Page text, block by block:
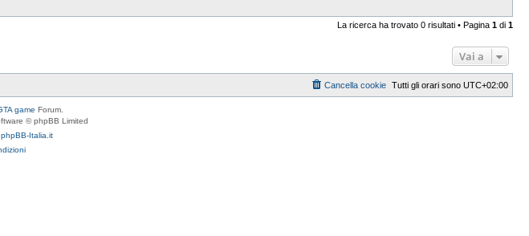
La ricerca ha trovato 0 risultati • Pagina 1 di 1
Vai a
Tutti gli orari sono UTC+02:00
Cancella cookie
game Forum.
© phpBB Limited
phpBB-Italia.it